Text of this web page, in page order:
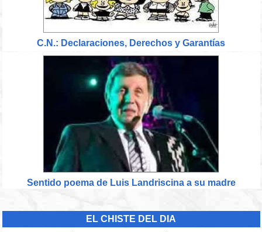
C.N.: Declaraciones, Derechos y Garantías
Sentido poema de Luis Landriscina a su madre
EL CHISTE DEL DIA